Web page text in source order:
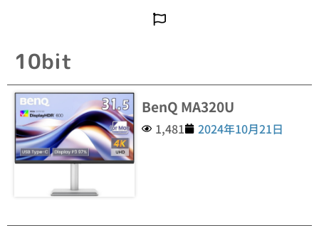
10bit
BenQ MA320U
1,481 2024年10月21日